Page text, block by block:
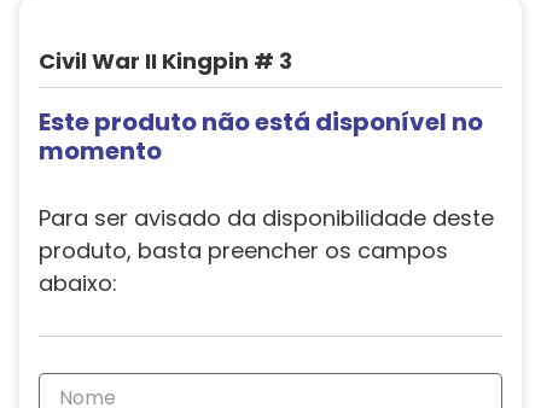
Civil War II Kingpin # 3
Este produto não está disponível no
momento
Para ser avisado da disponibilidade deste
produto, basta preencher os campos
abaixo: